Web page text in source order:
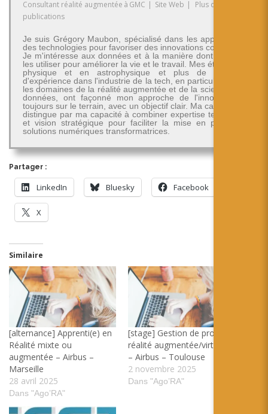
Consultant réalité augmentée à GMC | Site Web |
Plus de
publications
Je suis Grégory Maubon, spécialisé dans les applications
des technologies pour favoriser des innovations concrètes.
Je m'intéresse aux données et à la manière dont on peut
les utiliser pour améliorer la vie et le travail. Mes études en
physique et en astrophysique et plus de 30 ans
d'expérience dans l'industrie de la tech, en particulier dans
les domaines de la réalité augmentée et de la science des
données, ont façonné mon approche de l'innovation -
toujours sur le terrain, avec un objectif clair. Ma carrière se
distingue par ma capacité à combiner expertise technique
et vision stratégique pour faciliter la mise en place de
solutions numériques transformatrices.
Partager :
LinkedIn Bluesky Facebook
X
Similaire
[alternance] Apprenti(e) en
Réalité mixte ou
augmentée – Airbus –
Marseille
28 avril 2025
Dans "Ago’RA"
[stage] Gestion de projet &
réalité augmentée/virtuelle
– Airbus – Toulouse
2 novembre 2025
Dans "Ago’RA"